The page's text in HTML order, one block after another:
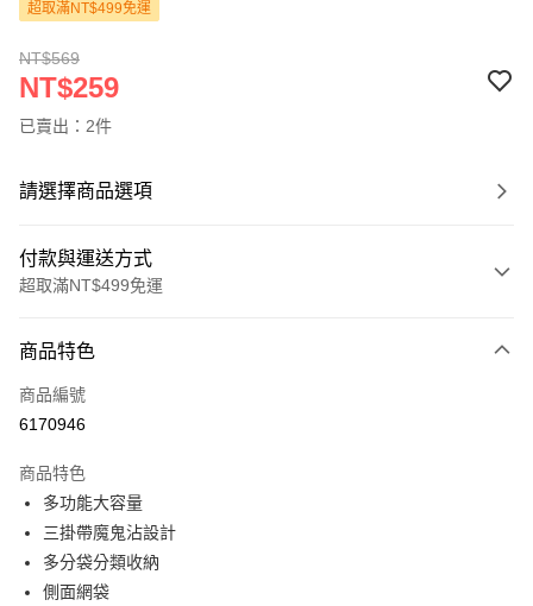
超取滿NT$499免運
NT$569
NT$259
已賣出：2件
請選擇商品選項
付款與運送方式
超取滿NT$499免運
信用卡一次付款
超商取貨付款
Apple Pay
街口支付
悠遊付
商品特色
商品編號
6170946
商品特色
多功能大容量
三掛帶魔鬼沾設計
多分袋分類收納
側面網袋